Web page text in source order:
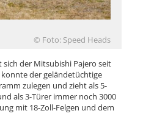
© Foto: Speed Heads
sich der Mitsubishi Pajero seit
konnte der geländetüchtige
zulegen und zieht als 5-
als 3-Türer immer noch 3000
mit 18-Zoll-Felgen und dem